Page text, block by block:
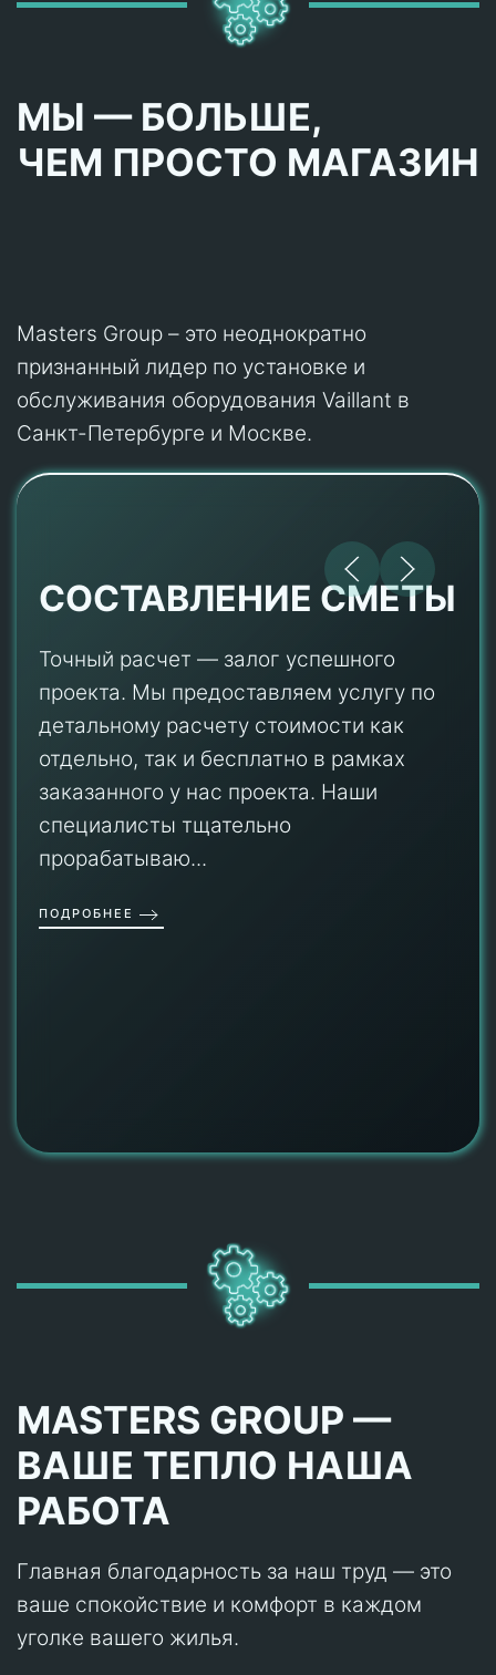
МЫ — БОЛЬШЕ,
ЧЕМ ПРОСТО МАГАЗИН
Masters Group – это неоднократно
признанный лидер по установке и
обслуживания оборудования Vaillant в
Санкт-Петербурге и Москве.
СОСТАВЛЕНИЕ СМЕТЫ
Точный расчет — залог успешного
проекта. Мы предоставляем услугу по
детальному расчету стоимости как
отдельно, так и бесплатно в рамках
заказанного у нас проекта. Наши
специалисты тщательно
прорабатываю...
ПОДРОБНЕЕ
MASTERS GROUP —
ВАШЕ ТЕПЛО НАША
РАБОТА
Главная благодарность за наш труд — это
ваше спокойствие и комфорт в каждом
уголке вашего жилья.